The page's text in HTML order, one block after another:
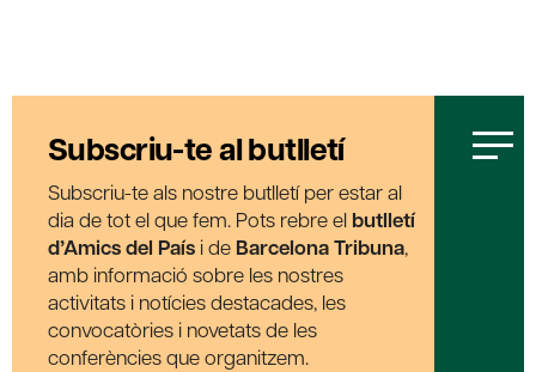
Subscriu-te al butlletí
Subscriu-te als nostre butlletí per estar al
dia de tot el que fem. Pots rebre el butlletí
d’Amics del País i de Barcelona Tribuna,
amb informació sobre les nostres
activitats i notícies destacades, les
convocatòries i novetats de les
conferències que organitzem.